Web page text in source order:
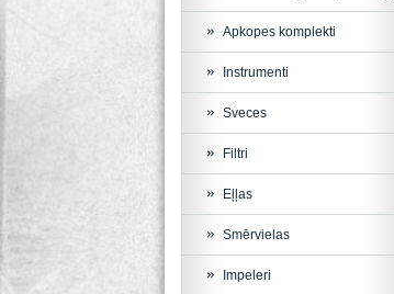
Apkopes komplekti
Instrumenti
Sveces
Filtri
Eļļas
Smērvielas
Impeleri